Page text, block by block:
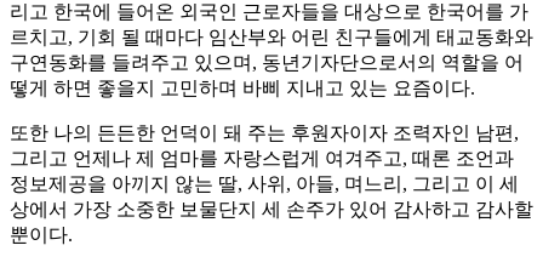
리고 한국에 들어온 외국인 근로자들을 대상으로 한국어를 가
르치고, 기회 될 때마다 임산부와 어린 친구들에게 태교동화와
구연동화를 들려주고 있으며, 동년기자단으로서의 역할을 어
떻게 하면 좋을지 고민하며 바삐 지내고 있는 요즘이다.
또한 나의 든든한 언덕이 돼 주는 후원자이자 조력자인 남편,
그리고 언제나 제 엄마를 자랑스럽게 여겨주고, 때론 조언과
정보제공을 아끼지 않는 딸, 사위, 아들, 며느리, 그리고 이 세
상에서 가장 소중한 보물단지 세 손주가 있어 감사하고 감사할
뿐이다.